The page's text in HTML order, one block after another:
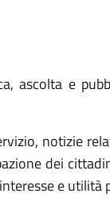
ascolta e
notizie
dei
e